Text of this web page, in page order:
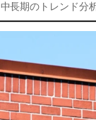
中長期のトレンド分